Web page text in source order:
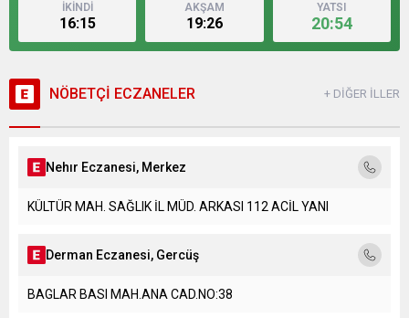
İKİNDİ
16:15
AKŞAM
19:26
YATSI
20:54
NÖBETÇİ ECZANELER + DİĞER İLLER
Nehır Eczanesi, Merkez
KÜLTÜR MAH. SAĞLIK İL MÜD. ARKASI 112 ACİL YANI
Derman Eczanesi, Gercüş
BAGLAR BASI MAH.ANA CAD.NO:38